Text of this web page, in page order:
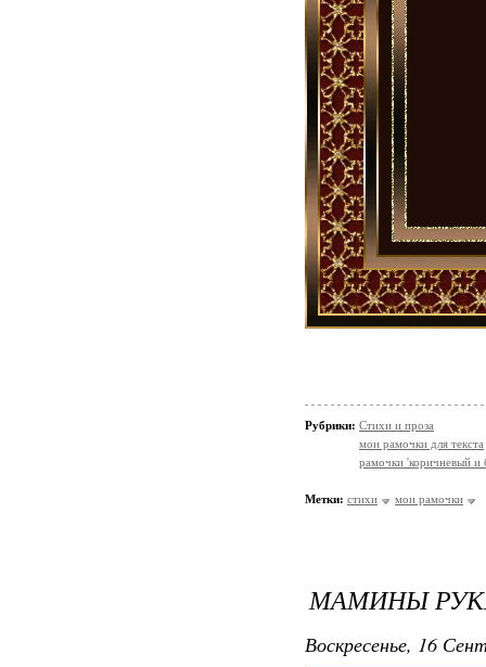
Рубрики: Стихи и проза
мои рамочки для текста
рамочки 'коричневый
Метки: стихи мои рамочки
МАМИНЫ
Воскресенье, 16